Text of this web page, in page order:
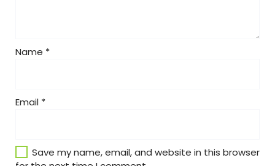
Name *
Email *
Save my name, email, and website in this browser